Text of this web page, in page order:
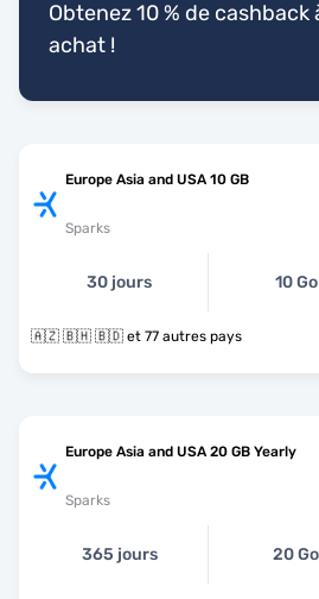
Obtenez 10 % de cashback
achat !
Europe Asia and USA 10 GB
Sparks
30 jours 10 Go
🇦🇿 🇧🇭 🇧🇩 et 77 autres pays
Europe Asia and USA 20 GB Yearly
Sparks
365 jours 20 Go